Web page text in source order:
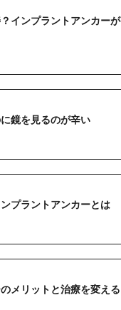
インプラントアンカーが
鏡を見るのが辛い
プラントアンカーとは
メリットと治療を変える